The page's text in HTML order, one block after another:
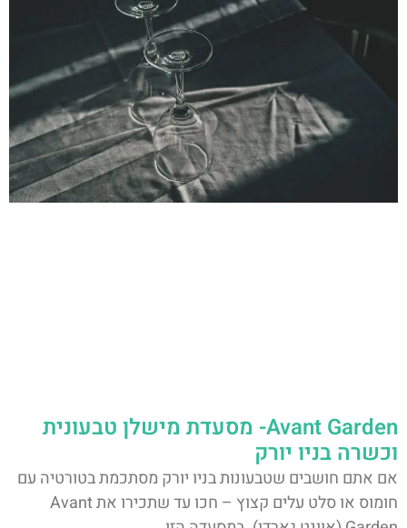
Avant Garden- מסעדת מישלן טבעונית
וכשרה בניו יורק
אם אתם חושבים שטבעונות בניו יורק מסתכמת בטורטיה עם
חומוס או סלט עלים קצוץ – חכו עד שתכירו את Avant